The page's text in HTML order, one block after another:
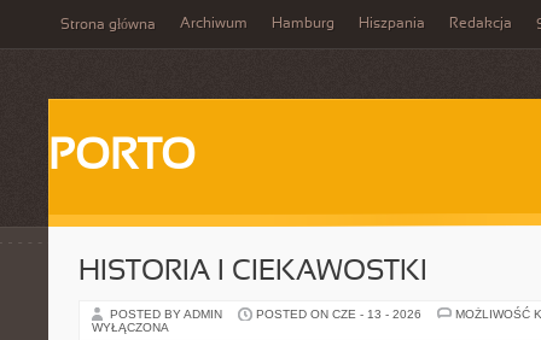
Strona główna Archiwum Hamburg Hiszpania Redakcja
PORTO
HISTORIA I CIEKAWOSTKI
POSTED BY ADMIN POSTED ON CZE - 13 - 2026
MOŻLIWOŚĆ
WYŁĄCZONA